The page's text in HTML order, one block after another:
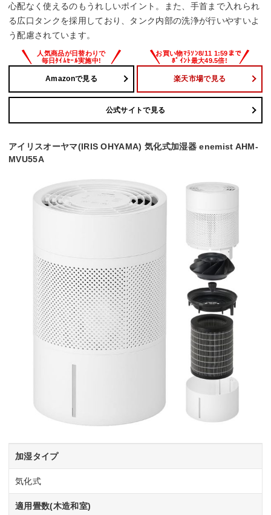
その他機能
自動運転
除菌
DCモーター
チャイルドロック
心配なく使えるのもうれしいポイント。また、手首まで入れられ
る広口タンクを採用しており、タンク内部の洗浄が行いやすいよ
う配慮されています。
Amazonで見る 楽天市場で見る
公式サイトで見る
アイリスオーヤマ(IRIS OHYAMA) 気化式加湿器 enemist AHM-
MVU55A
加湿タイプ
気化式
適用畳数(木造和室)